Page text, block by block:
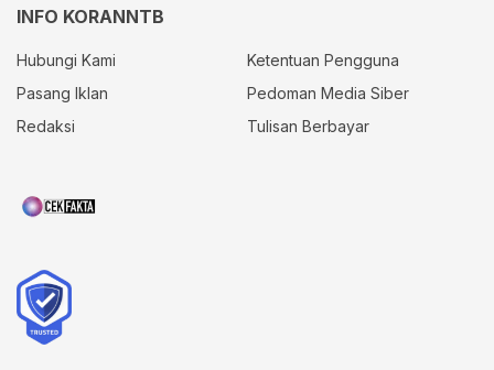
INFO KORANNTB
Hubungi Kami
Ketentuan Pengguna
Pasang Iklan
Pedoman Media Siber
Redaksi
Tulisan Berbayar